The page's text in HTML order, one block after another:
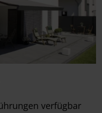
verfügbar